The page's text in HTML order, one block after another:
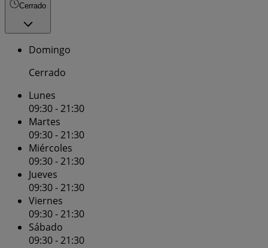
Cerrado
Domingo
Cerrado
Lunes
09:30 - 21:30
Martes
09:30 - 21:30
Miércoles
09:30 - 21:30
Jueves
09:30 - 21:30
Viernes
09:30 - 21:30
Sábado
09:30 - 21:30